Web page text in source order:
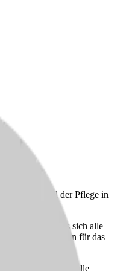
Bestandteil der Pflege in
an.
darauf, dass sich alle
uns – ein Zeichen für das
hast, vertrauensvolle